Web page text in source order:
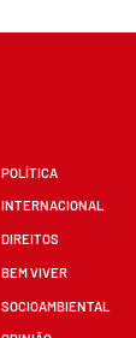
POLÍTICA
INTERNACIONAL
DIREITOS
BEM VIVER
SOCIOAMBIENTAL